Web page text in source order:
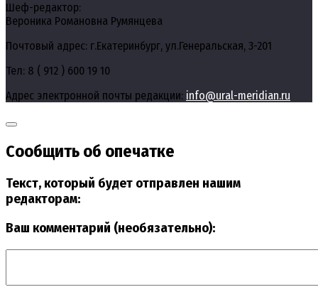
Шеф-редактор:
Вероника Романовна Румянцева
Почтовый адрес: г.Екатеринбург, ул.Генеральская, 3-201
Тел: 8 ( 912 ) 600 19 10
Адрес электронной почты редакции: info@ural-meridian.ru
Сообщить об опечатке
Текст, который будет отправлен нашим
редакторам:
Ваш комментарий (необязательно):